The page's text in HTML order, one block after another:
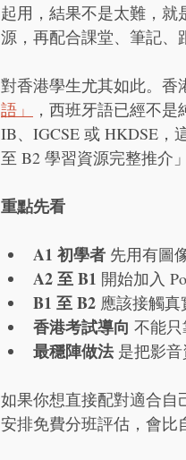
起用，結果不是太難，就
源，再配合課堂、筆記、
對香港學生尤其如此。香
語」
，西班牙語已經不
IB、IGCSE 或 HKDSE，
至 B2 學習資源完整推介
重點先看
A1 初學者 先用有圖
A2 至 B1 開始加入
B1 至 B2 應該接觸真
香港考試導向 不能只
最穩陣做法 是把影音
如果你想直接配對適合自
安排免費分班評估，會比